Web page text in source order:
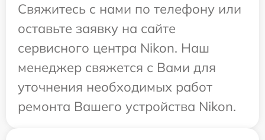
Свяжитесь с нами по телефону или
оставьте заявку на сайте
сервисного центра Nikon. Наш
менеджер свяжется с Вами для
уточнения необходимых работ
ремонта Вашего устройства Nikon.